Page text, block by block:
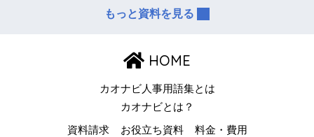
もっと資料を見る
HOME
カオナビ人事用語集とは
カオナビとは？
資料請求 お役立ち資料
料金・費用